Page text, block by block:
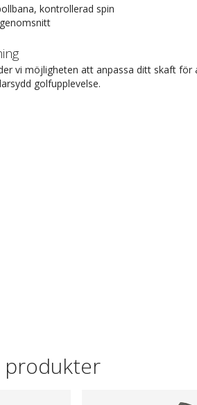
kontrollerad spin
vi möjligheten att anpassa ditt skaft
golfupplevelse.
produkter